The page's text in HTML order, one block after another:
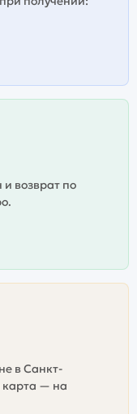
возврат по
в Санкт-
карта — на